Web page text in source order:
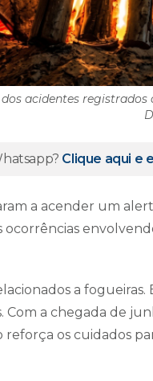
acidentes
Clique aqui e
a acender um
a
Com a chegada de
os cuidados